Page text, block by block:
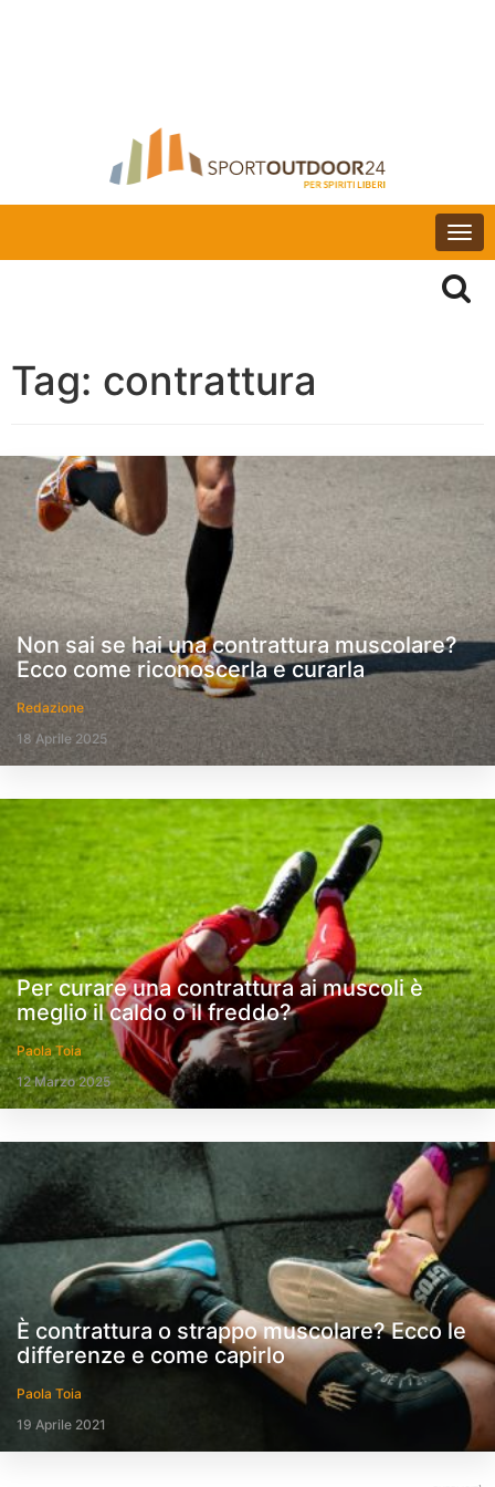
Tag: contrattura
Non sai se hai una contrattura muscolare?
Ecco come riconoscerla e curarla
Redazione
18 Aprile 2025
Per curare una contrattura ai muscoli è
meglio il caldo o il freddo?
Paola Toia
12 Marzo 2025
È contrattura o strappo muscolare? Ecco le
differenze e come capirlo
Paola Toia
19 Aprile 2021